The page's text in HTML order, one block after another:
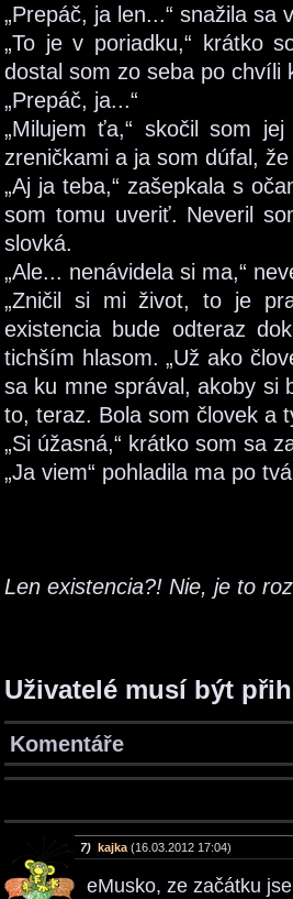
„Prepáč, ja len...“ snažila sa
„To je v poriadku,“ krátko
dostal som zo seba po chvíli
„Prepáč, ja...“
„Milujem ťa,“ skočil som
zreničkami a ja som dúfal,
„Aj ja teba,“ zašepkala s
som tomu uveriť. Neveril
slovká.
„Ale... nenávidela si ma,“
„Zničil si mi život, to je
existencia bude odteraz
tichším hlasom. „Už ako
sa ku mne správal, akoby si
to, teraz. Bola som človek a
„Si úžasná,“ krátko som sa
„Ja viem“ pohladila ma po
Len existencia?! Nie, je to
Uživatelé musí být
Komentáře
7) kajka (16.03.2012 17:04)
eMusko, ze začátku